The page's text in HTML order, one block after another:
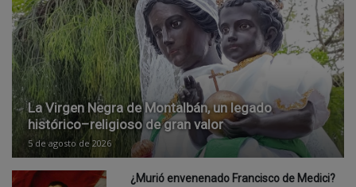
La Virgen Negra de Montalbán, un legado
histórico–religioso de gran valor
5 de agosto de 2026
¿Murió envenenado Francisco de Medici?